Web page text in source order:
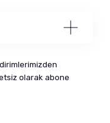
olarak abone